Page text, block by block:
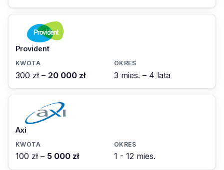
Provident
300 zł – 20 000 zł 3 mies. – 4 lata
Axi
100 zł – 5 000 zł 1 - 12 mies.